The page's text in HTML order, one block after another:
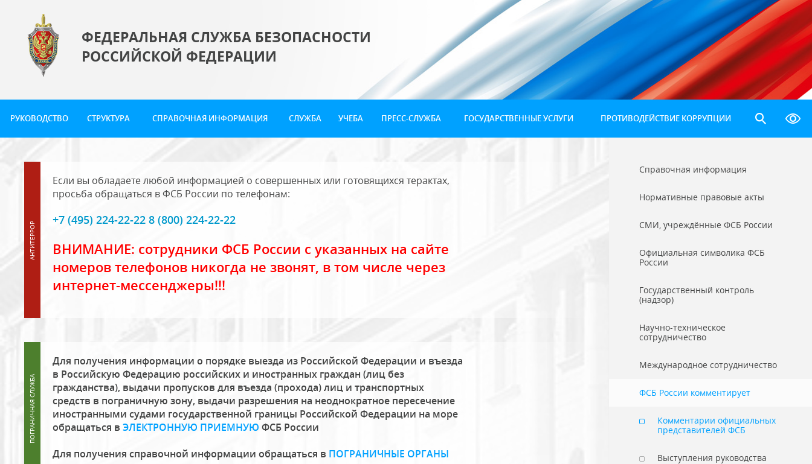
ФЕДЕРАЛЬНАЯ СЛУЖБА БЕЗОПАСНОСТИ
РОССИЙСКОЙ ФЕДЕРАЦИИ
РУКОВОДСТВО СТРУКТУРА СПРАВОЧНАЯ ИНФОРМАЦИЯ СЛУЖБА УЧЕБА ПРЕСС-СЛУЖБА ГОСУДАРСТВЕННЫЕ УСЛУГИ ПРОТИВОДЕЙСТВИЕ КОРРУПЦИИ
Если вы обладаете любой информацией о совершенных или готовящихся терактах,
просьба обращаться в ФСБ России по телефонам:
+7 (495) 224-22-22 8 (800) 224-22-22
ВНИМАНИЕ: сотрудники ФСБ России с указанных на сайте
номеров телефонов никогда не звонят, в том числе через
интернет-мессенджеры!!!
Для получения информации о порядке выезда из Российской Федерации и въезда
в Российскую Федерацию российских и иностранных граждан (лиц без
гражданства), выдачи пропусков для въезда (прохода) лиц и транспортных
средств в пограничную зону, выдачи разрешения на неоднократное пересечение
иностранными судами государственной границы Российской Федерации на море
обращаться в ЭЛЕКТРОННУЮ ПРИЕМНУЮ ФСБ России
Для получения справочной информации обращаться в ПОГРАНИЧНЫЕ ОРГАНЫ
Справочная информация
Нормативные правовые акты
СМИ, учреждённые ФСБ России
Официальная символика ФСБ
России
Государственный контроль
(надзор)
Научно-техническое
сотрудничество
Международное сотрудничество
ФСБ России комментирует
Комментарии официальных
представителей ФСБ
Выступления руководства